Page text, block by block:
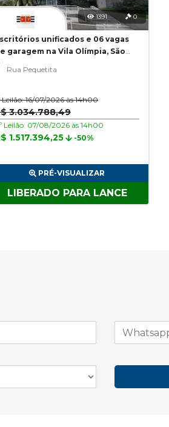
1391 0
unificados e 06 vagas
garagem na Vila Olímpia, São
SP
Rua Pequetita
Leilão: 16/07/2026 às 14h00
3.034.788,49
Leilão: 07/08/2026 às 14h00
1.517.394,25 -50%
PRÉ-VISUALIZAR
LIBERADO PARA LANCE